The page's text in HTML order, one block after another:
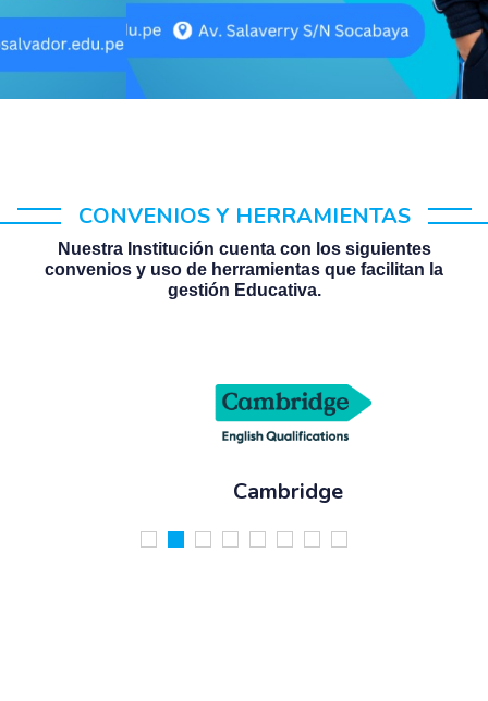
CONVENIOS Y HERRAMIENTAS
Nuestra Institución cuenta con los siguientes
convenios y uso de herramientas que facilitan la
gestión Educativa.
Cambridge